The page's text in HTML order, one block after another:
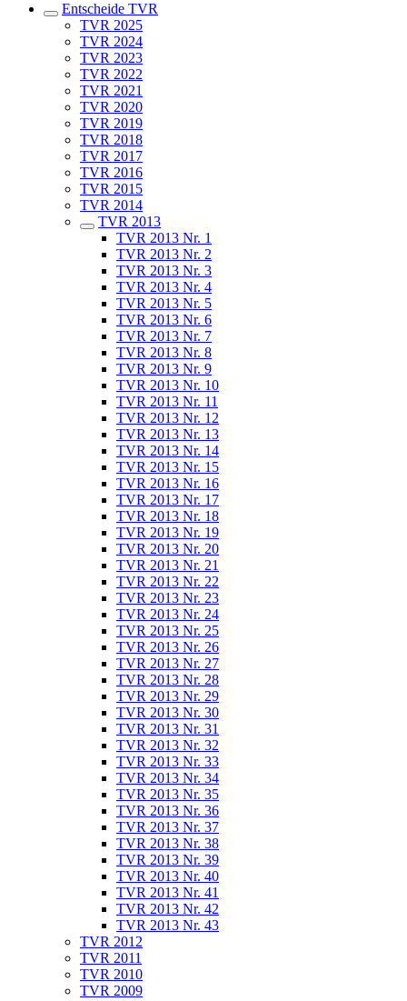
Entscheide TVR
TVR 2025
TVR 2024
TVR 2023
TVR 2022
TVR 2021
TVR 2020
TVR 2019
TVR 2018
TVR 2017
TVR 2016
TVR 2015
TVR 2014
TVR 2013
TVR 2013 Nr. 1
TVR 2013 Nr. 2
TVR 2013 Nr. 3
TVR 2013 Nr. 4
TVR 2013 Nr. 5
TVR 2013 Nr. 6
TVR 2013 Nr. 7
TVR 2013 Nr. 8
TVR 2013 Nr. 9
TVR 2013 Nr. 10
TVR 2013 Nr. 11
TVR 2013 Nr. 12
TVR 2013 Nr. 13
TVR 2013 Nr. 14
TVR 2013 Nr. 15
TVR 2013 Nr. 16
TVR 2013 Nr. 17
TVR 2013 Nr. 18
TVR 2013 Nr. 19
TVR 2013 Nr. 20
TVR 2013 Nr. 21
TVR 2013 Nr. 22
TVR 2013 Nr. 23
TVR 2013 Nr. 24
TVR 2013 Nr. 25
TVR 2013 Nr. 26
TVR 2013 Nr. 27
TVR 2013 Nr. 28
TVR 2013 Nr. 29
TVR 2013 Nr. 30
TVR 2013 Nr. 31
TVR 2013 Nr. 32
TVR 2013 Nr. 33
TVR 2013 Nr. 34
TVR 2013 Nr. 35
TVR 2013 Nr. 36
TVR 2013 Nr. 37
TVR 2013 Nr. 38
TVR 2013 Nr. 39
TVR 2013 Nr. 40
TVR 2013 Nr. 41
TVR 2013 Nr. 42
TVR 2013 Nr. 43
TVR 2012
TVR 2011
TVR 2010
TVR 2009